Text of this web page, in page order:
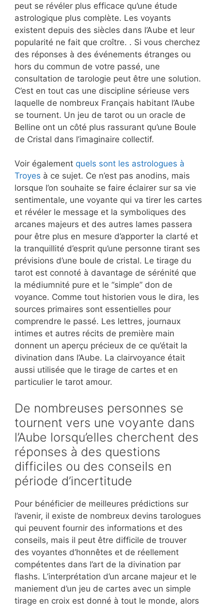
peut se révéler plus efficace qu’une étude
astrologique plus complète. Les voyants
existent depuis des siècles dans l’Aube et leur
popularité ne fait que croître. . Si vous cherchez
des réponses à des événements étranges ou
hors du commun de votre passé, une
consultation de tarologie peut être une solution.
C’est en tout cas une discipline sérieuse vers
laquelle de nombreux Français habitant l’Aube
se tournent. Un jeu de tarot ou un oracle de
Belline ont un côté plus rassurant qu’une Boule
de Cristal dans l’imaginaire collectif.
Voir également quels sont les astrologues à
Troyes à ce sujet. Ce n’est pas anodins, mais
lorsque l’on souhaite se faire éclairer sur sa vie
sentimentale, une voyante qui va tirer les cartes
et révéler le message et la symboliques des
arcanes majeurs et des autres lames passera
pour être plus en mesure d’apporter la clarté et
la tranquillité d’esprit qu’une personne tirant ses
prévisions d’une boule de cristal. Le tirage du
tarot est connoté à davantage de sérénité que
la médiumnité pure et le “simple” don de
voyance. Comme tout historien vous le dira, les
sources primaires sont essentielles pour
comprendre le passé. Les lettres, journaux
intimes et autres récits de première main
donnent un aperçu précieux de ce qu’était la
divination dans l’Aube. La clairvoyance était
aussi utilisée que le tirage de cartes et en
particulier le tarot amour.
De nombreuses personnes se
tournent vers une voyante dans
l’Aube lorsqu’elles cherchent des
réponses à des questions
difficiles ou des conseils en
période d’incertitude
Pour bénéficier de meilleures prédictions sur
l’avenir, il existe de nombreux devins tarologues
qui peuvent fournir des informations et des
conseils, mais il peut être difficile de trouver
des voyantes d’honnêtes et de réellement
compétentes dans l’art de la divination par
flashs. L’interprétation d’un arcane majeur et le
maniement d’un jeu de cartes avec un simple
tirage en croix est donné à tout le monde, alors